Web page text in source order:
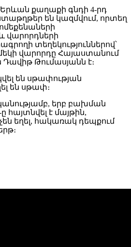
քաղաքի գնդի 4-րդ
են կազմվում, որտեղ
վարորդների
տեղեկություններով՝
վարորդը Հայաստանում
Թումասյանն է։
են սթափության
են սթափ։
երբ բախման
հայտնվել է մայթին,
եղել, հակառակ դեպքում